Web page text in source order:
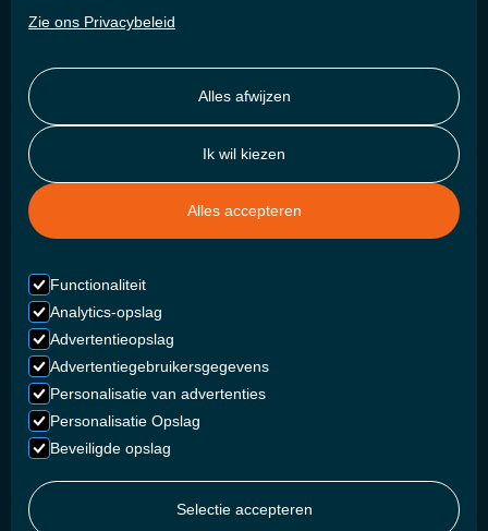
Zie ons Privacybeleid
Alles afwijzen
Ik wil kiezen
Alles accepteren
Functionaliteit
Analytics-opslag
Advertentieopslag
Advertentiegebruikersgegevens
Personalisatie van advertenties
Personalisatie Opslag
Beveiligde opslag
Selectie accepteren